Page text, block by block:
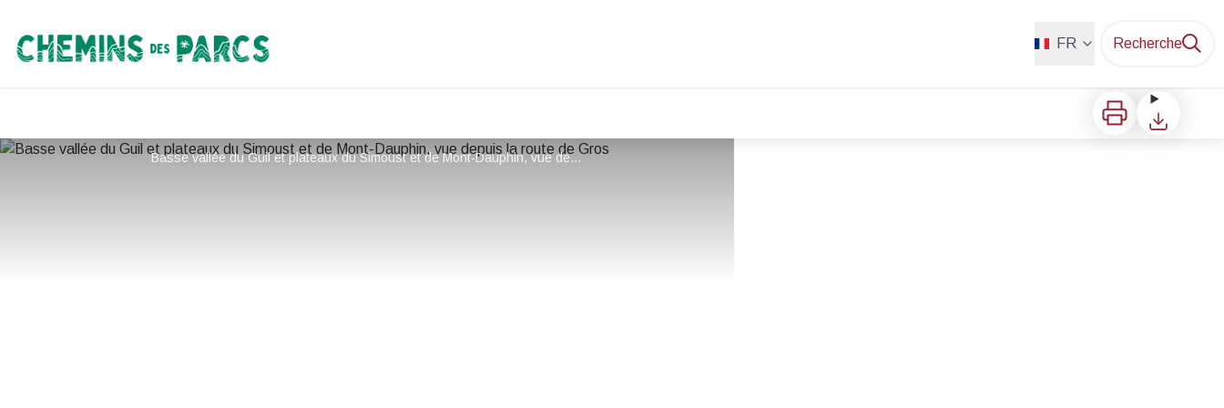
Chemins des Parcs FR Recherche
ImprimerTélécharger
Basse vallée du Guil et plateaux du Simoust et de Mont-Dauphin, vue depuis la route de Gros - CC Guillestrois-Queyras